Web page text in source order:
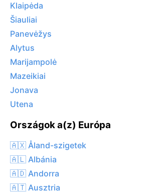
Klaipėda
Šiauliai
Panevėžys
Alytus
Marijampolė
Mazeikiai
Jonava
Utena
Országok a(z) Európa
🇦🇽 Åland-szigetek
🇦🇱 Albánia
🇦🇩 Andorra
🇦🇹 Ausztria